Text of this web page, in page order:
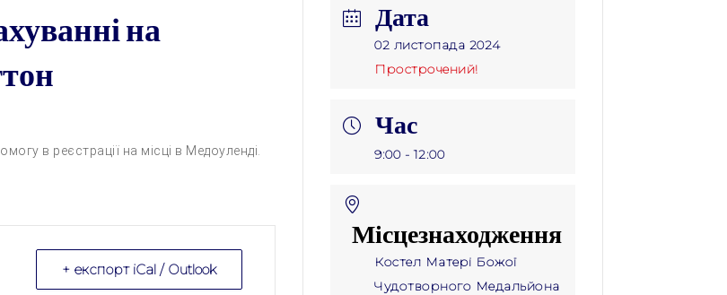
на
в реєстрації на місці в Медоуленді.
+ експорт iCal / Outlook
Дата
02 листопада 2024
Прострочений!
Час
9:00 - 12:00
Місцезнаходження
Костел Матері Божої
Чудотворного Медальйона